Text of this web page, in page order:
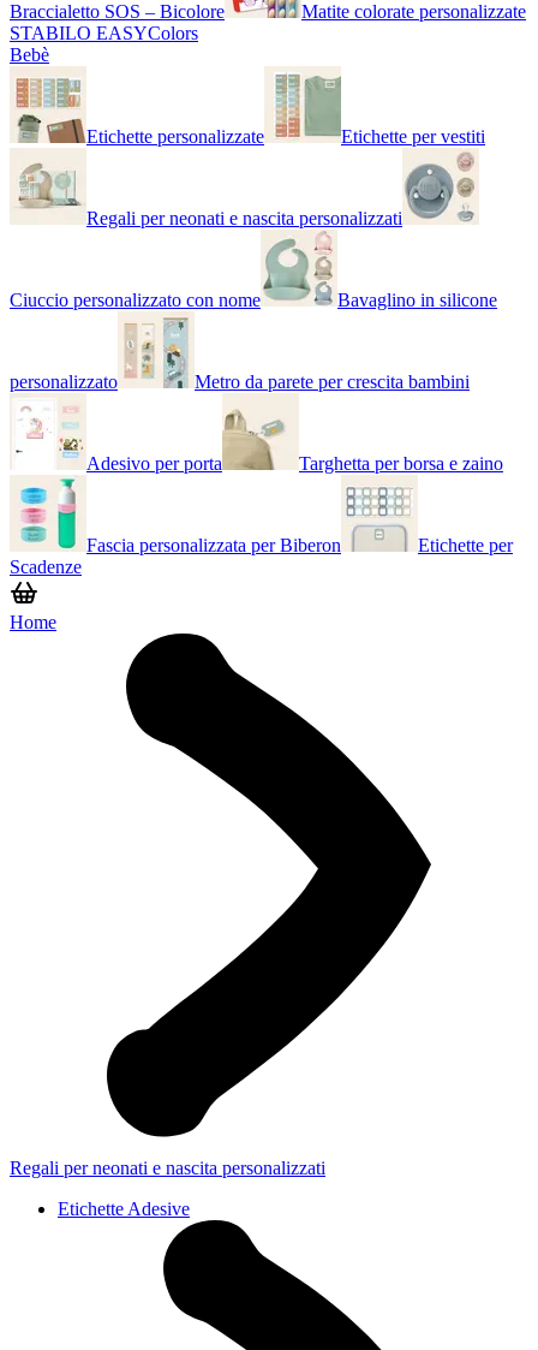
Braccialetto SOS – Bicolore
Matite colorate personalizzate
STABILO EASYColors
Bebè
Etichette personalizzate Etichette per vestiti
Regali per neonati e nascita personalizzati
Ciuccio personalizzato con nome Bavaglino in silicone
personalizzato Metro da parete per crescita bambini
Adesivo per porta Targhetta per borsa e zaino
Fascia personalizzata per Biberon
Etichette per
Scadenze
Home
Regali per neonati e nascita personalizzati
Etichette Adesive